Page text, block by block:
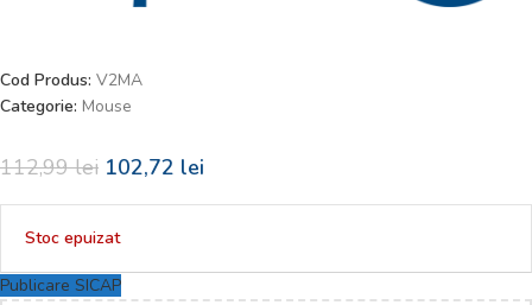
Cod Produs: V2MA
Categorie: Mouse
112,99lei 102,72 lei
Stoc epuizat
Publicare SICAP